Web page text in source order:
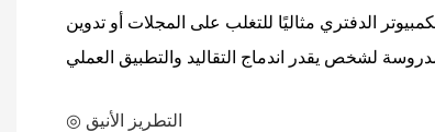
الدفتري مثاليًا للتغلب على المجلات أو تدوين
◎ التطريز الأنيق